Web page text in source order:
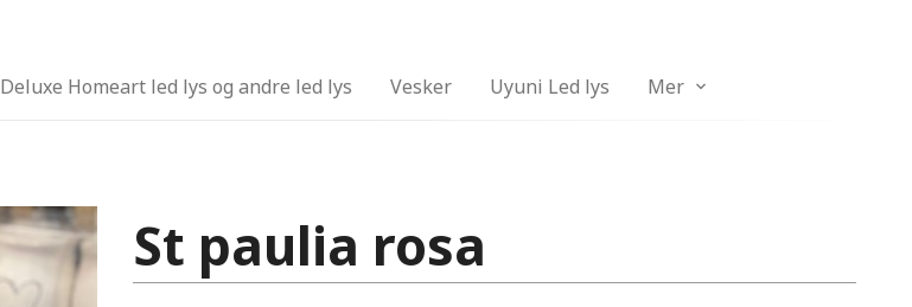
Deluxe Homeart led lys og andre led lys Vesker Uyuni Led lys Mer
St paulia rosa